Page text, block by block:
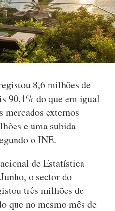
8,6 milhões de
90,1% do que em igual
mercados externos
e uma subida
o INE.
de Estatística
o sector do
três milhões de
que no mesmo mês de